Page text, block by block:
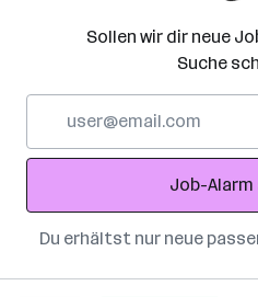
Sollen wir dir neue
Suche
Adresse
Job-Alarm
Du erhältst nur neue